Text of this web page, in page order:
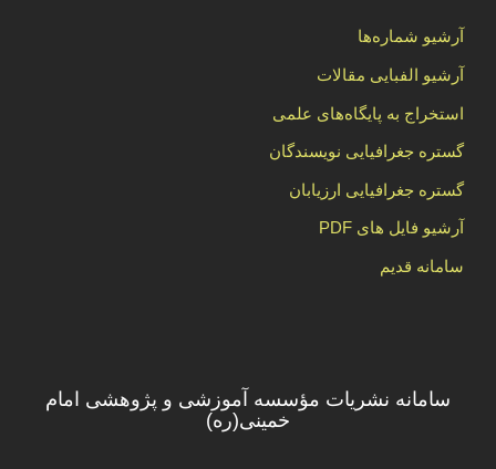
آرشیو شماره‌ها
آرشیو الفبایی مقالات
استخراج به پایگاه‌های علمی
گستره جغرافیایی نویسندگان
گستره جغرافیایی ارزیابان
آرشیو فایل های PDF
سامانه قدیم
سامانه نشریات مؤسسه آموزشی و پژوهشی امام
خمینی(ره)